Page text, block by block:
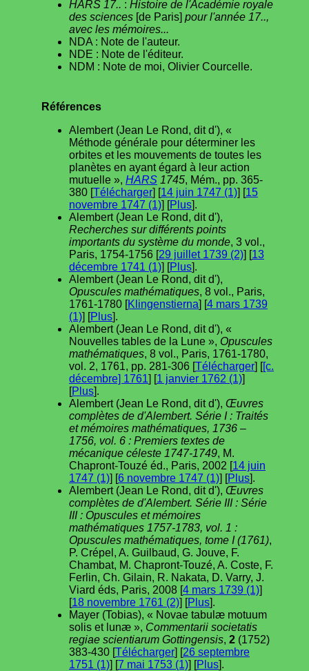
HARS 17.. : Histoire de l'Académie royale
des sciences [de Paris] pour l'année 17..,
avec les mémoires...
NDA : Note de l'auteur.
NDE : Note de l'éditeur.
NDM : Note de moi, Olivier Courcelle.
Références
Alembert (Jean Le Rond, dit d'), «
Méthode générale pour déterminer les
orbites et les mouvements de toutes les
planètes en ayant égard à leur action
mutuelle », HARS 1745, Mém., pp. 365-
380 [Télécharger] [14 juin 1747 (1)] [15
novembre 1747 (1)] [Plus].
Alembert (Jean Le Rond, dit d'),
Recherches sur différents points
importants du système du monde, 3 vol.,
Paris, 1754-1756 [29 juillet 1739 (2)] [13
décembre 1741 (1)] [Plus].
Alembert (Jean Le Rond, dit d'),
Opuscules mathématiques, 8 vol., Paris,
1761-1780 [Klingenstierna] [4 mars 1739
(1)] [Plus].
Alembert (Jean Le Rond, dit d'), «
Nouvelles tables de la Lune », Opuscules
mathématiques, 8 vol., Paris, 1761-1780,
vol. 2, 1761, pp. 281-306 [Télécharger] [[c.
décembre] 1761] [1 janvier 1762 (1)]
[Plus].
Alembert (Jean Le Rond, dit d'), Œuvres
complètes de d'Alembert. Série I : Traités
et mémoires mathématiques, 1736 –
1756, vol. 6 : Premiers textes de
mécanique céleste 1747-1749, M.
Chapront-Touzé éd., Paris, 2002 [14 juin
1747 (1)] [6 novembre 1747 (1)] [Plus].
Alembert (Jean Le Rond, dit d'), Œuvres
complètes de d'Alembert. Série III : Série
III : Opuscules et mémoires
mathématiques 1757-1783, vol. 1 :
Opuscules mathématiques, tome I (1761),
P. Crépel, A. Guilbaud, G. Jouve, F.
Chambat, M. Chapront-Touzé, A. Coste, F.
Ferlin, Ch. Gilain, R. Nakata, D. Varry, J.
Viard éds, Paris, 2008 [4 mars 1739 (1)]
[18 novembre 1761 (2)] [Plus].
Mayer (Tobias), « Novae tabulæ motuum
solis et lunæ », Commentarii societatis
regiae scientiarum Gottingensis, 2 (1752)
383-430 [Télécharger] [26 septembre
1751 (1)] [7 mai 1753 (1)] [Plus].